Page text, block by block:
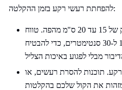
להפחתת רעשי רקע בזמן ההקלטה:
הציבו את המיקרופון במרחק של 15 עד 20 ס"מ מהפה. טווח
המרחק האידיאלי הוא בין 15 ל-30 סנטימטרים, כדי להבטיח
תוכנות להסרת רעשים, או
את הקול שלכם בהקלטות